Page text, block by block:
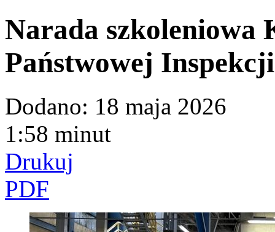
Narada
Państwowej
Dodano: 18 maja 2026
1:58 minut
Drukuj
PDF